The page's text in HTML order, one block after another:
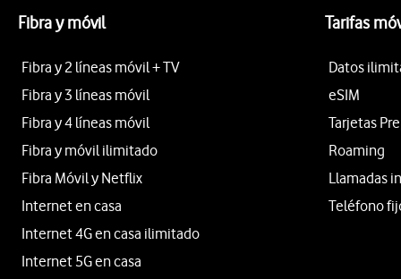
Fibra y móvil
Fibra y 2 líneas móvil + TV
Fibra y 3 líneas móvil
Fibra y 4 líneas móvil
Fibra y móvil ilimitado
Fibra Móvil y Netflix
Internet en casa
Internet 4G en casa ilimitado
Internet 5G en casa
Tarifas
Datos
eSIM
Tarjetas
Roaming
Llamadas
Teléfono